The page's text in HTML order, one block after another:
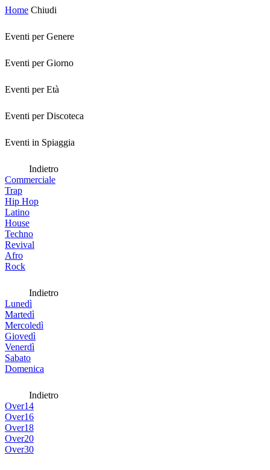
Home Chiudi
Eventi per Genere
Eventi per Giorno
Eventi per Età
Eventi per Discoteca
Eventi in Spiaggia
Indietro
Commerciale
Trap
Hip Hop
Latino
House
Techno
Revival
Afro
Rock
Indietro
Lunedì
Martedì
Mercoledì
Giovedì
Venerdì
Sabato
Domenica
Indietro
Over14
Over16
Over18
Over20
Over30